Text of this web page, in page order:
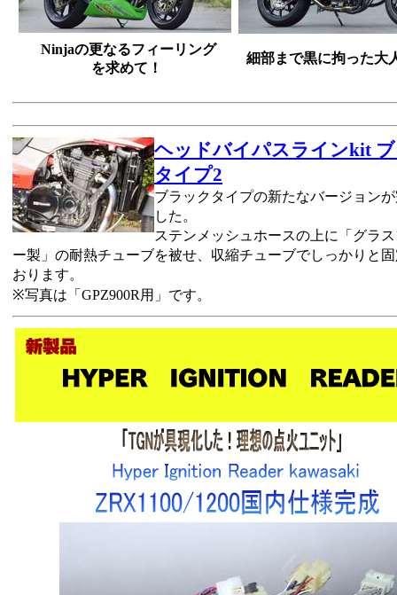
Ninjaの更なるフィーリング
を求めて！
細部まで黒に拘った大
ヘッドバイパスラインkit
タイプ2
ブラックタイプの新たなバージョン
した。
ステンメッシュホースの上に「グラ
ー製」の耐熱チューブを被せ、収縮チューブでしっかりと
おります。
※写真は「GPZ900R用」です。